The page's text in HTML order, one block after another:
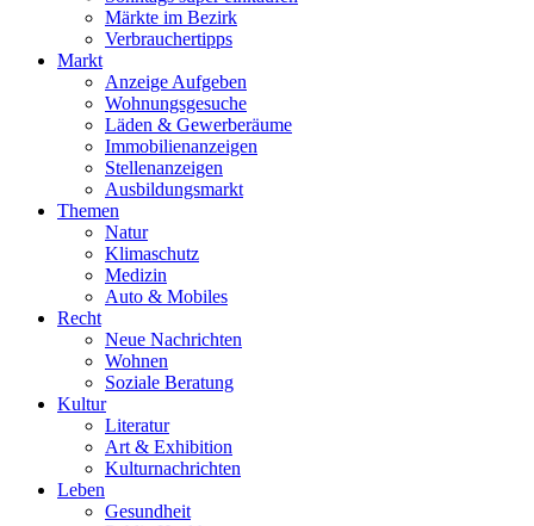
Märkte im Bezirk
Verbrauchertipps
Markt
Anzeige Aufgeben
Wohnungsgesuche
Läden & Gewerberäume
Immobilienanzeigen
Stellenanzeigen
Ausbildungsmarkt
Themen
Natur
Klimaschutz
Medizin
Auto & Mobiles
Recht
Neue Nachrichten
Wohnen
Soziale Beratung
Kultur
Literatur
Art & Exhibition
Kulturnachrichten
Leben
Gesundheit